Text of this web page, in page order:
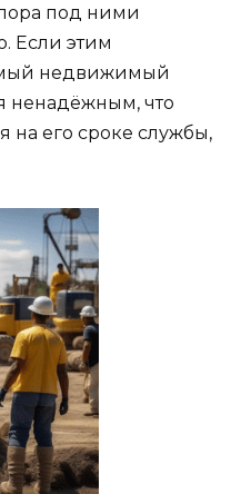
под ними
Если этим
недвижимый
ненадёжным, что
на его сроке службы,